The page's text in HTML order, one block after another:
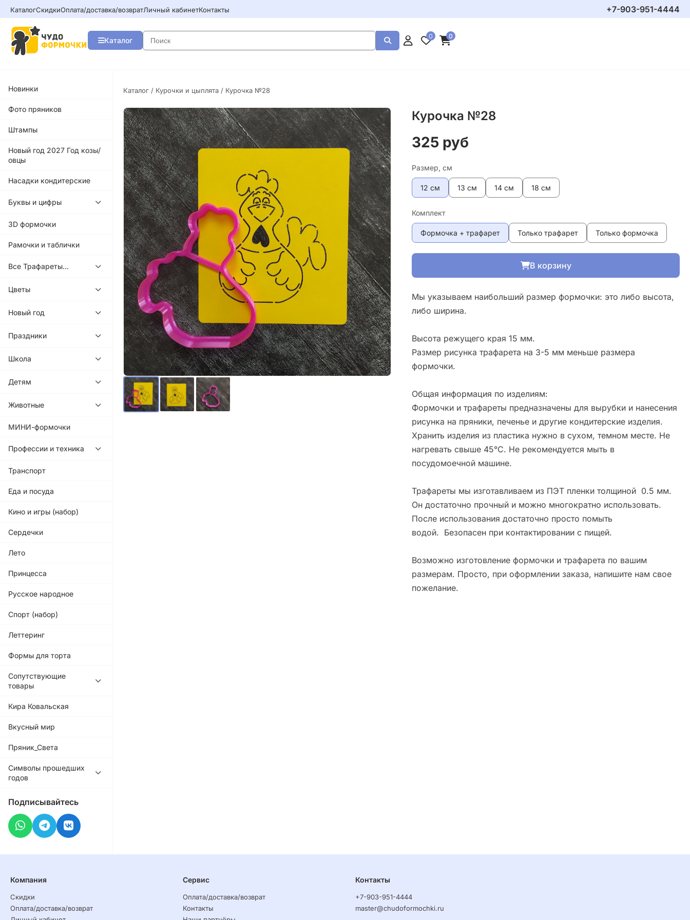
КаталогСкидкиОплата/доставка/возвратЛичный кабинетКонтакты +7-903-951-4444
Каталог
0 0
Новинки
Фото пряников
Штампы
Новый год 2027 Год козы/
овцы
Насадки кондитерские
Буквы и цифры
3D формочки
Рамочки и таблички
Все Трафареты...
Цветы
Новый год
Праздники
Школа
Детям
Животные
МИНИ-формочки
Профессии и техника
Транспорт
Еда и посуда
Кино и игры (набор)
Сердечки
Лето
Принцесса
Русское народное
Спорт (набор)
Леттеринг
Формы для торта
Сопутствующие
товары
Кира Ковальская
Вкусный мир
Пряник_Света
Символы прошедших
годов
Подписывайтесь
Каталог / Курочки и цыплята / Курочка №28
Курочка №28
325 руб
Размер, см
12 см 13 см 14 см 18 см
Комплект
Формочка + трафарет Только трафарет Только формочка
В корзину
Мы указываем наибольший размер формочки: это либо высота,
либо ширина.
Высота режущего края 15 мм.
Размер рисунка трафарета на 3-5 мм меньше размера
формочки.
Общая информация по изделиям:
Формочки и трафареты предназначены для вырубки и нанесения
рисунка на пряники, печенье и другие кондитерские изделия.
Хранить изделия из пластика нужно в сухом, темном месте. Не
нагревать свыше 45°С. Не рекомендуется мыть в
посудомоечной машине.
Трафареты мы изготавливаем из ПЭТ пленки толщиной 0.5 мм.
Он достаточно прочный и можно многократно использовать.
После использования достаточно просто помыть
водой. Безопасен при контактировании с пищей.
Возможно изготовление формочки и трафарета по вашим
размерам. Просто, при оформлении заказа, напишите нам свое
пожелание.
Компания
Скидки
Оплата/доставка/возврат
Сервис
Оплата/доставка/возврат
Контакты
Контакты
+7-903-951-4444
master@chudoformochki.ru